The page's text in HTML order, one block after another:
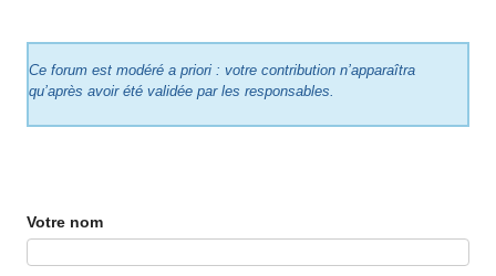
Ce forum est modéré a priori : votre contribution n’apparaîtra
qu’après avoir été validée par les responsables.
Votre nom